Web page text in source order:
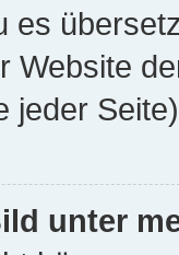
es
Website
jeder
unter